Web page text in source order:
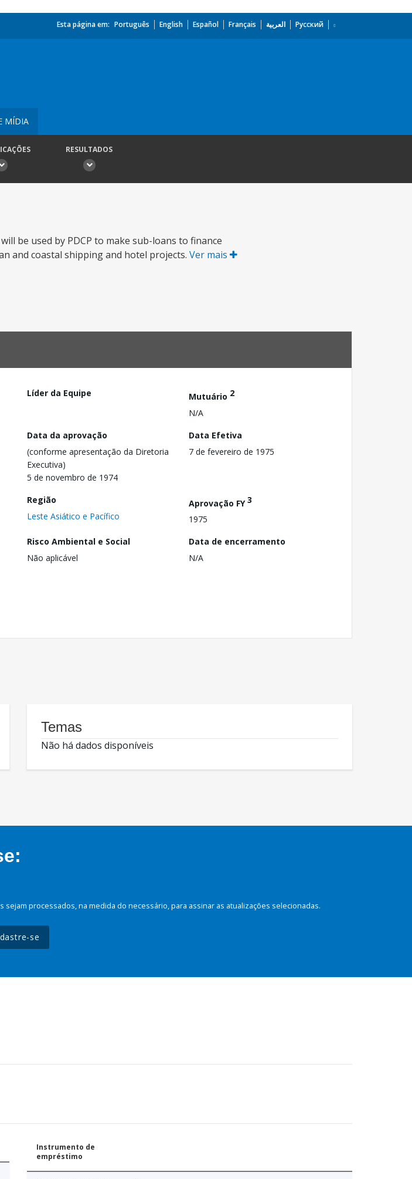
Esta página em: Português English Español Français العربية Русский
MÍDIA
RESULTADOS
be used by PDCP to make sub-loans to finance
and coastal shipping and hotel projects. Ver mais
Líder da Equipe Mutuário 2
N/A
Data da aprovação
(conforme apresentação da Diretoria
Executiva)
5 de novembro de 1974
Data Efetiva
7 de fevereiro de 1975
Região
Leste Asiático e Pacífico
Aprovação FY3
1975
Risco Ambiental e Social
Não aplicável
Data de encerramento
N/A
Temas
Não há dados disponíveis
processados, na medida do necessário, para assinar as atualizações selecionadas.
se
Instrumento de
empréstimo